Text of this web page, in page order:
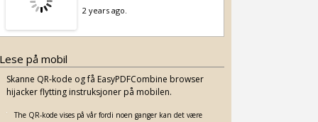
2 years ago.
Lese på mobil
Skanne QR-kode og få EasyPDFCombine browser
hijacker flytting instruksjoner på mobilen.
The QR-kode vises på vår fordi noen ganger kan det være